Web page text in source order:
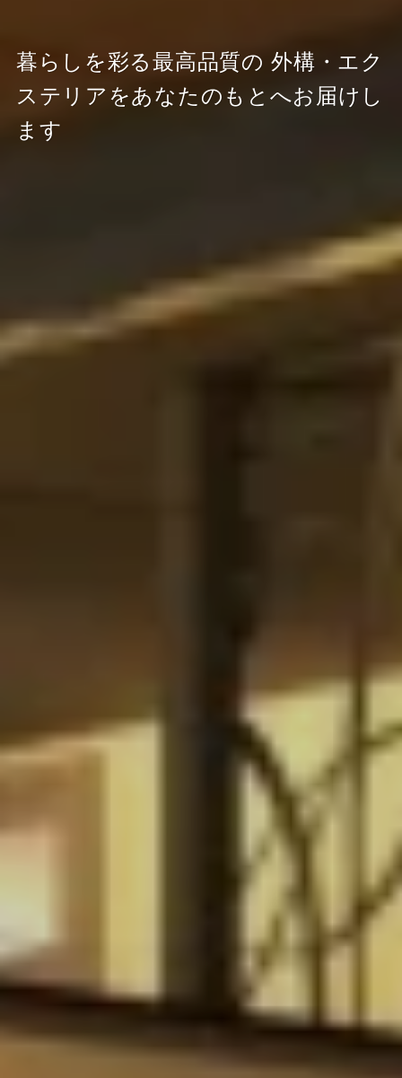
暮らしを彩る最高品質の 外構・エク
ステリアをあなたのもとへお届けし
ます